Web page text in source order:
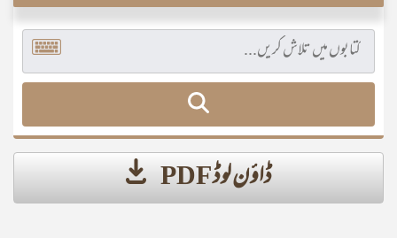
ڈاؤن لوڈ PDF